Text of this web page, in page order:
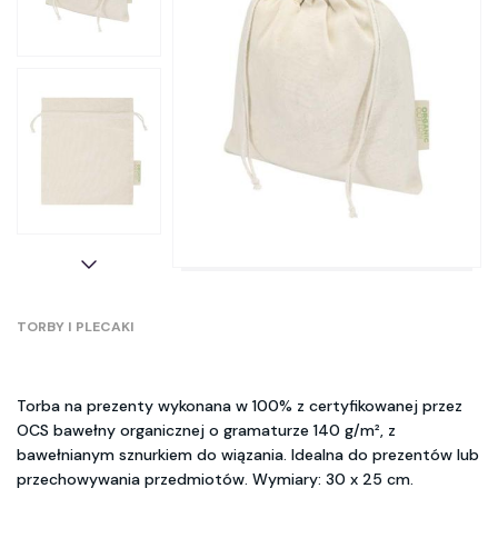
TORBY I PLECAKI
Torba na prezenty wykonana w 100% z certyfikowanej przez
OCS bawełny organicznej o gramaturze 140 g/m², z
bawełnianym sznurkiem do wiązania. Idealna do prezentów lub
przechowywania przedmiotów. Wymiary: 30 x 25 cm.